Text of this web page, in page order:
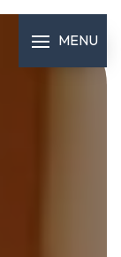
MENU